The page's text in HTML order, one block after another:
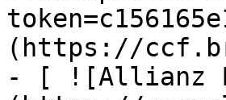
(https://
- [ ![Allianz